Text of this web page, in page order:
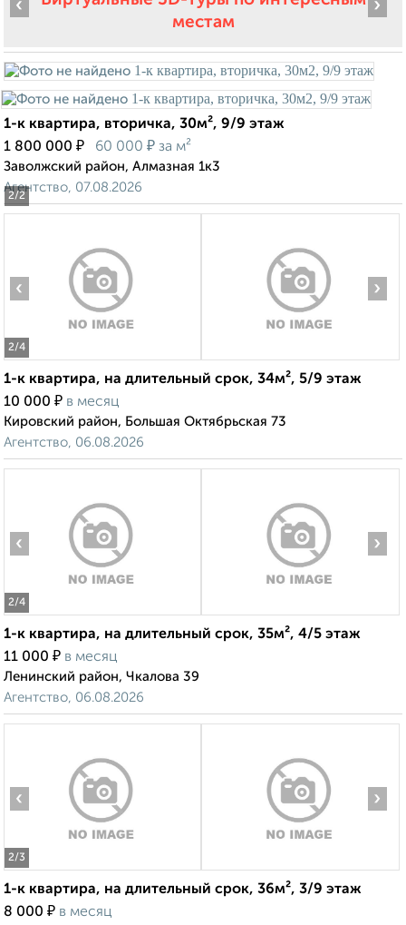
местам
2/2
‹ ›
1-к квартира, вторичка, 30м², 9/9 этаж
1 800 000 ₽ 60 000 ₽ за м²
Заволжский район, Алмазная 1к3
Агентство, 07.08.2026
2/4
‹ ›
1-к квартира, на длительный срок, 34м², 5/9 этаж
10 000 ₽ в месяц
Кировский район, Большая Октябрьская 73
Агентство, 06.08.2026
2/4
‹ ›
1-к квартира, на длительный срок, 35м², 4/5 этаж
11 000 ₽ в месяц
Ленинский район, Чкалова 39
Агентство, 06.08.2026
2/3
‹ ›
1-к квартира, на длительный срок, 36м², 3/9 этаж
8 000 ₽ в месяц